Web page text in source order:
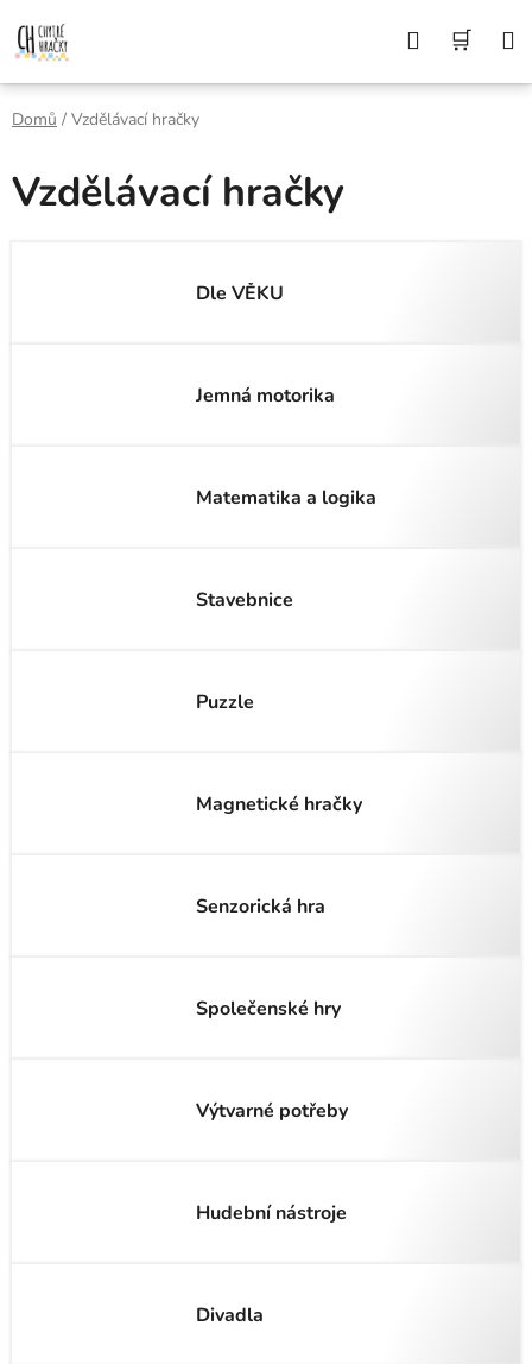
na
obsah
Z DŮVODU DOVOLENÉ BUDEME VAŠE
OBJEDNÁVKY ODESÍLAT AŽ 10. 8. DĚKUJEME
ZA POCHOPENÍ A PŘEJEME KRÁSNÉ LÉTO🌞
Hledat
Domů / Vzdělávací hračky
Vzdělávací hračky
Dle VĚKU
Jemná motorika
Matematika a logika
Stavebnice
Puzzle
Magnetické hračky
Senzorická hra
Společenské hry
Výtvarné potřeby
Hudební nástroje
Divadla